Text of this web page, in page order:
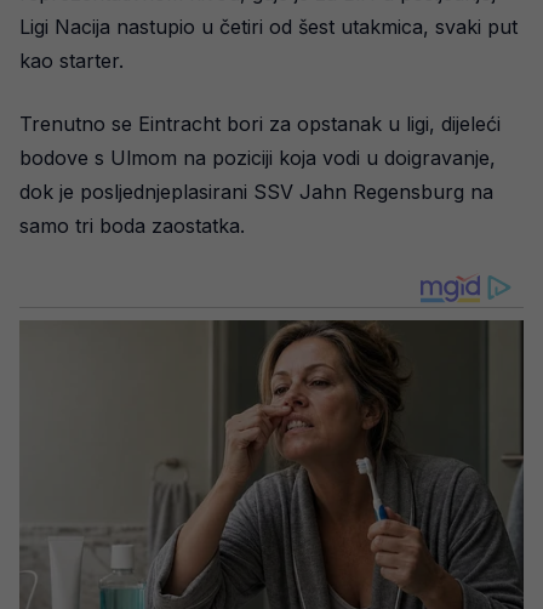
Ligi Nacija nastupio u četiri od šest utakmica, svaki put
kao starter.
Trenutno se Eintracht bori za opstanak u ligi, dijeleći
bodove s Ulmom na poziciji koja vodi u doigravanje,
dok je posljednjeplasirani SSV Jahn Regensburg na
samo tri boda zaostatka.